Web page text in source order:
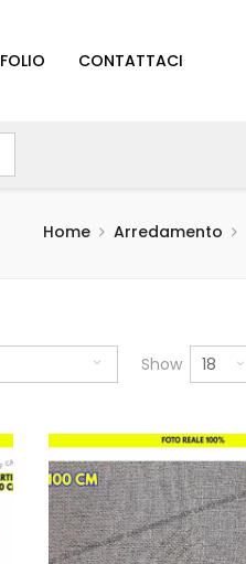
CONTATTACI
Home Arredamento
Show 18